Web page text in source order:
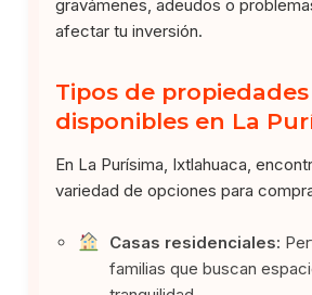
gravámenes, adeudos o
afectar tu inversión.
Tipos de propiedades
disponibles en La
En La Purísima, Ixtlahuaca,
variedad de opciones para
Casas residenciales:
familias que buscan